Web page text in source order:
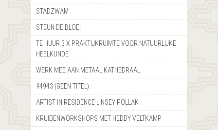
STADZWAM
STEUN DE BLOEI
TE HUUR 3 X PRAKTIJKRUIMTE VOOR NATUURLIJKE
HEELKUNDE
WERK MEE AAN METAAL KATHEDRAAL
#4943 (GEEN TITEL)
ARTIST IN RESIDENCE LINSEY POLLAK
KRUIDENWORKSHOPS MET HEDDY VELTKAMP